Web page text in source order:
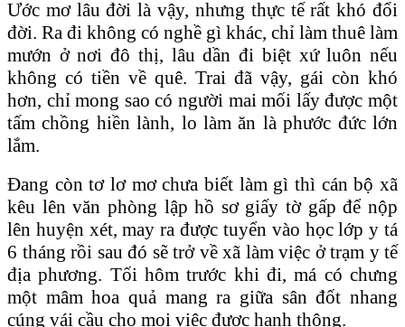
Ước mơ lâu đời là vậy, nhưng thực tế rất khó đổi
đời. Ra đi không có nghề gì khác, chỉ làm thuê làm
mướn ở nơi đô thị, lâu dần đi biệt xứ luôn nếu
không có tiền về quê. Trai đã vậy, gái còn khó
hơn, chỉ mong sao có người mai mối lấy được một
tấm chồng hiền lành, lo làm ăn là phước đức lớn
lắm.
Đang còn tơ lơ mơ chưa biết làm gì thì cán bộ xã
kêu lên văn phòng lập hồ sơ giấy tờ gấp để nộp
lên huyện xét, may ra được tuyển vào học lớp y tá
6 tháng rồi sau đó sẽ trở về xã làm việc ở trạm y tế
địa phương. Tối hôm trước khi đi, má có chưng
một mâm hoa quả mang ra giữa sân đốt nhang
cúng vái cầu cho mọi việc được hạnh thông.